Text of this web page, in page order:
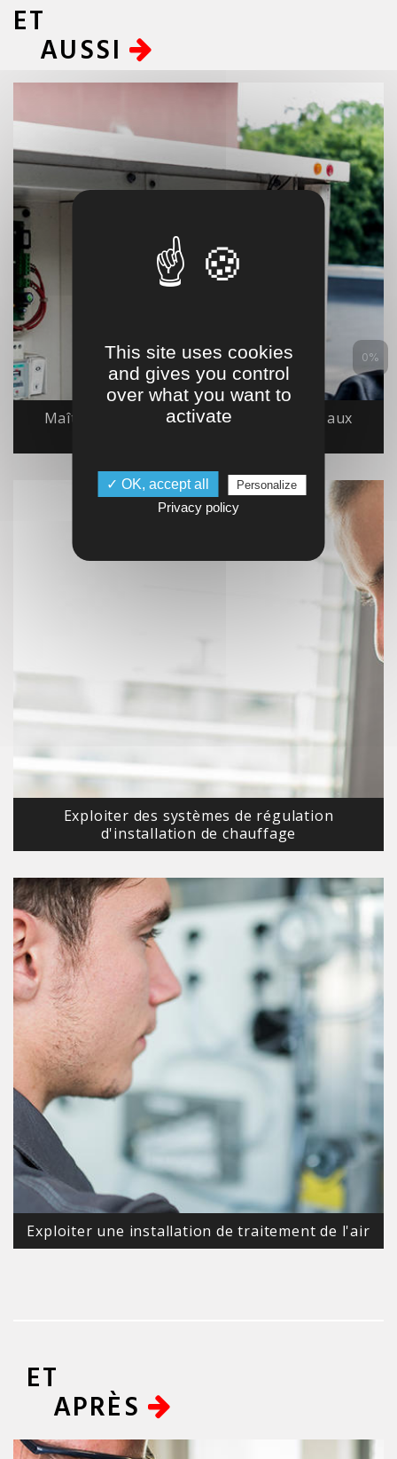
ET
AUSSI
Maîtriser l’électrotechnique appliquée aux
Exploiter des systèmes de régulation
d'installation de chauffage
Exploiter une installation de traitement de l'air
ET
APRÈS
0%
This site uses cookies
and gives you control
over what you want to
activate
✓ OK, accept all Personalize
Privacy policy